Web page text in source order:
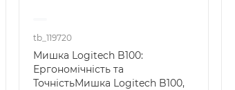
tb_119720
Мишка Logitech B100:
Ергономічність та
ТочністьМишка Logitech B100,